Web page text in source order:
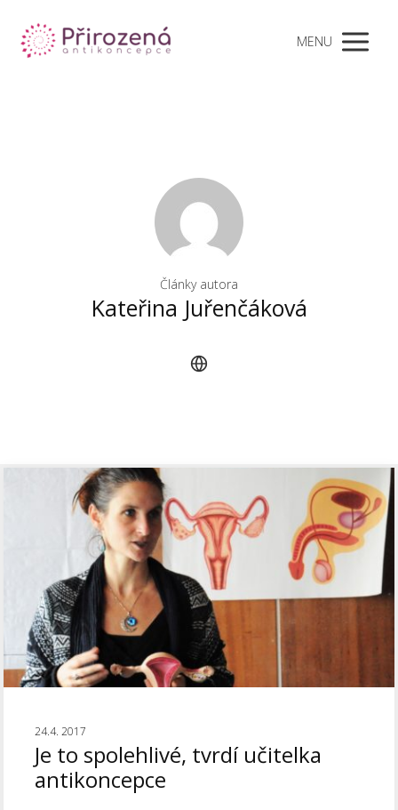
MENU
Články autora
Kateřina Juřenčáková
24.4. 2017
Je to spolehlivé, tvrdí učitelka
antikoncepce